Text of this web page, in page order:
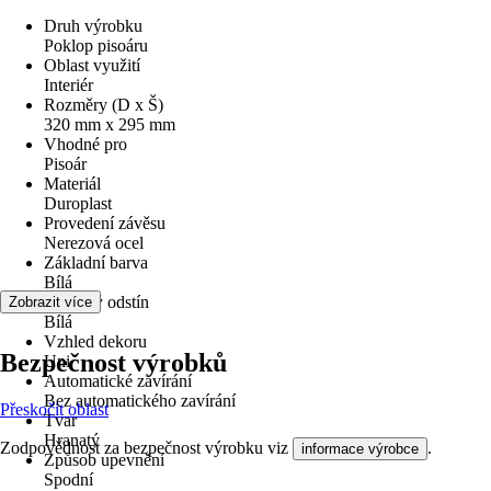
Druh výrobku
Poklop pisoáru
Oblast využití
Interiér
Rozměry (D x Š)
320 mm x 295 mm
Vhodné pro
Pisoár
Materiál
Duroplast
Provedení závěsu
Nerezová ocel
Základní barva
Bílá
Barevný odstín
Bílá
Vzhled dekoru
Uni
Automatické zavírání
Bez automatického zavírání
Tvar
Hranatý
Způsob upevnění
Spodní
Zobrazit více
Bezpečnost výrobků
Přeskočit oblast
Zodpovědnost za bezpečnost výrobku viz informace výrobce .